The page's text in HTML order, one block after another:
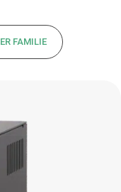
FAMILIE